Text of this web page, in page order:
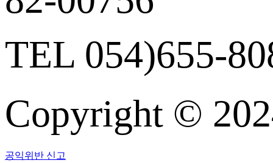
TEL 054)655-
Copyright ©
공익위반 신고